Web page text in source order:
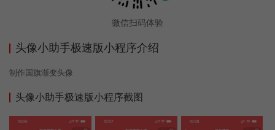
微信扫码体验
头像小助手极速版小程序介绍
制作国旗渐变头像
头像小助手极速版小程序截图